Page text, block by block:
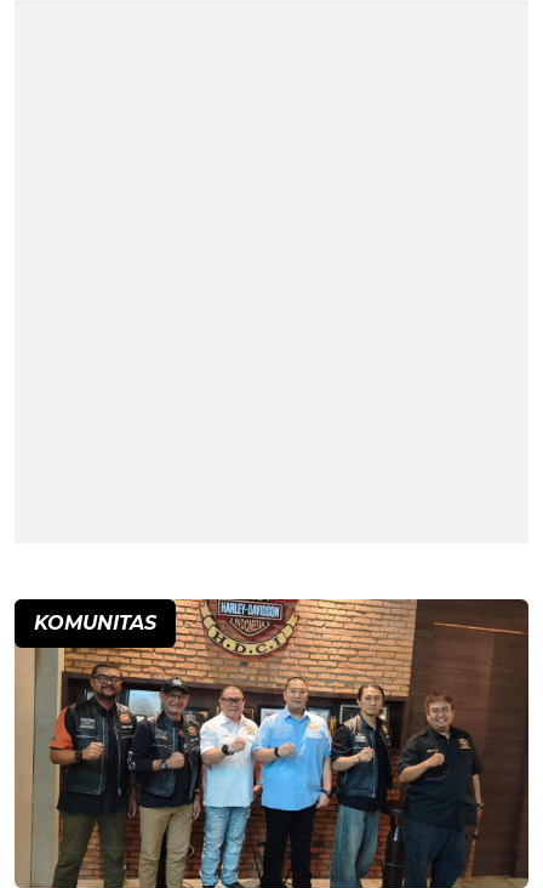
KOMUNITAS